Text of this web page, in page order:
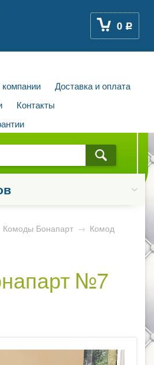
0 Р
Доставка и оплата
Контакты
Комоды Бонапарт → Комод
№7